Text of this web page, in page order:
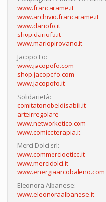
www.francarame.it
www.archivio.francarame.it
www.dariofo.it
shop.dariofo.it
www.mariopirovano.it
Jacopo Fo:
www.jacopofo.com
shop.jacopofo.com
www.jacopofo.it
Solidarietà:
comitatonobeldisabili.it
arteirregolare
www.networketico.com
www.comicoterapia.it
Merci Dolci srl:
www.commercioetico.it
www.mercidolci.it
www.energiaarcobaleno.com
Eleonora Albanese:
www.eleonoraalbanese.it